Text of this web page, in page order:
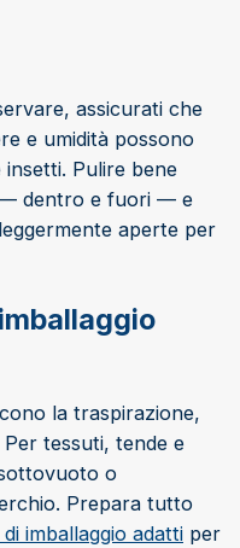
assicurati che
e umidità possono
Pulire bene
— dentro e fuori — e
aperte per
la traspirazione,
Per tessuti, tende e
o
Prepara tutto
imballaggio adatti per